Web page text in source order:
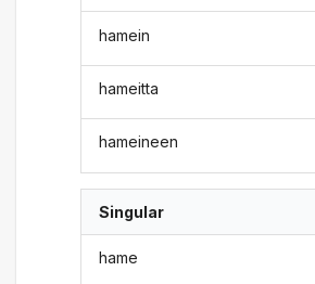
hamein
hameitta
hameineen
Singular
hame